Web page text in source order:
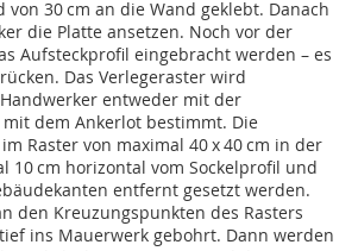
30 cm an die Wand geklebt. Danach
die Platte ansetzen. Noch vor der
Aufsteckprofil eingebracht werden – es
Das Verlegeraster wird
entweder mit der
dem Ankerlot bestimmt. Die
Raster von maximal 40 x 40 cm in der
10 cm horizontal vom Sockelprofil und
entfernt gesetzt werden.
den Kreuzungspunkten des Rasters
ins Mauerwerk gebohrt. Dann werden